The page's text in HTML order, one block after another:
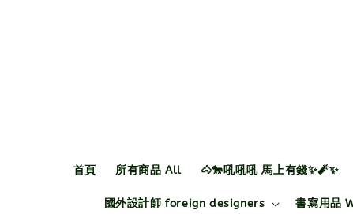
首頁 所有商品 All 🐴🐎吼吼吼 馬上有錢✨🧨✨
國外設計師 foreign designers 書寫用品